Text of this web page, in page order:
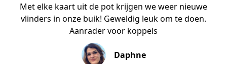
Met elke kaart uit de pot krijgen we weer nieuwe
vlinders in onze buik! Geweldig leuk om te doen.
Aanrader voor koppels
Daphne